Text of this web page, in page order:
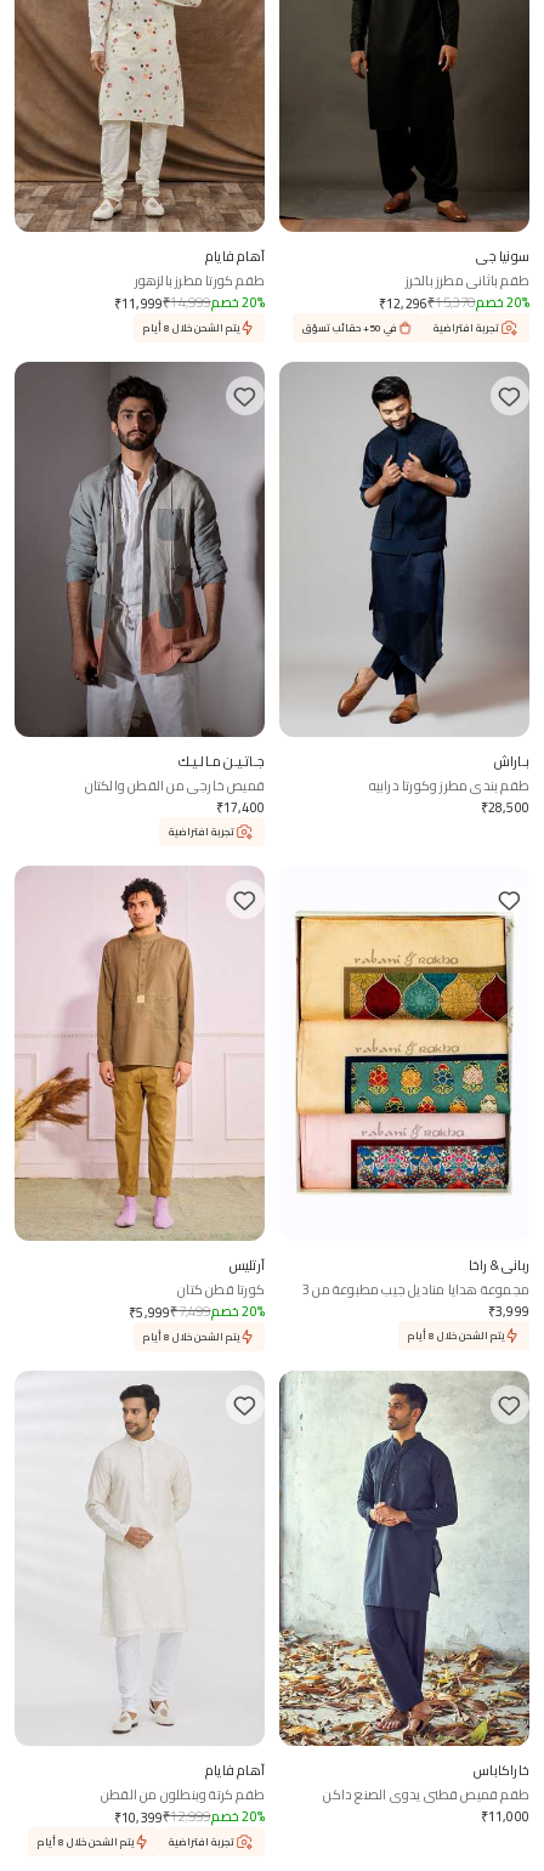
سونيا جي
طقم باثاني مطرز بالخرز
₹12,296₹15,370 20% خصم
تجربة افتراضية في 50+ حقائب تسوّق
آهام فايام
طقم كورتا مطرز بالزهور
₹11,999₹14,999 20% خصم
يتم الشحن خلال 8 أيام
بـاراش
طقم بندي مطرز وكورتا درابيه
₹28,500
جـاتـيـن مـالـيـك
قميص خارجي من القطن والكتان
₹17,400
تجربة افتراضية
رباني & راخا
مجموعة هدايا مناديل جيب مطبوعة من 3
قطع ₹3,999
يتم الشحن خلال 8 أيام
آرتليس
كورتا قطن كتان
₹5,999₹7,499 20% خصم
يتم الشحن خلال 8 أيام
خاراكاباس
طقم قميص قطني يدوي الصنع داكن
₹11,000
آهام فايام
طقم كرتة وبنطلون من القطن
₹10,399₹12,999 20% خصم
تجربة افتراضية يتم الشحن خلال 8 أيام